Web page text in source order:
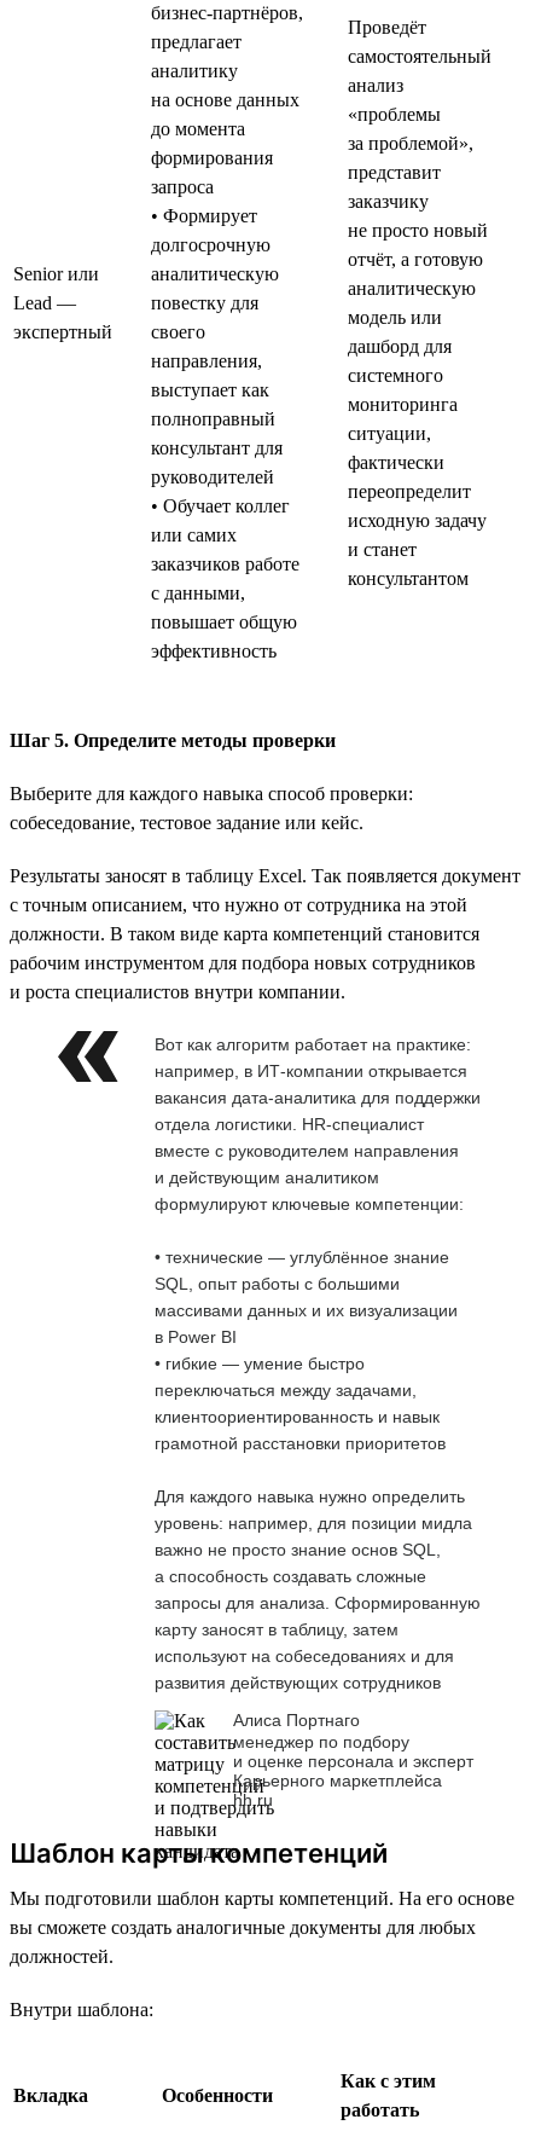
Senior или
Lead —
экспертный
бизнес-партнёров,
предлагает
аналитику
на основе данных
до момента
формирования
запроса
• Формирует
долгосрочную
аналитическую
повестку для
своего
направления,
выступает как
полноправный
консультант для
руководителей
• Обучает коллег
или самих
заказчиков работе
с данными,
повышает общую
эффективность
Проведёт
самостоятельный
анализ
«проблемы
за проблемой»,
представит
заказчику
не просто новый
отчёт, а готовую
аналитическую
модель или
дашборд для
системного
мониторинга
ситуации,
фактически
переопределит
исходную задачу
и станет
консультантом
Шаг 5. Определите методы проверки
Выберите для каждого навыка способ проверки:
собеседование, тестовое задание или кейс.
Результаты заносят в таблицу Excel. Так появляется документ
с точным описанием, что нужно от сотрудника на этой
должности. В таком виде карта компетенций становится
рабочим инструментом для подбора новых сотрудников
и роста специалистов внутри компании.
Вот как алгоритм работает на практике:
например, в ИТ-компании открывается
вакансия дата-аналитика для поддержки
отдела логистики. HR-специалист
вместе с руководителем направления
и действующим аналитиком
формулируют ключевые компетенции:
• технические — углублённое знание
SQL, опыт работы с большими
массивами данных и их визуализации
в Power BI
• гибкие — умение быстро
переключаться между задачами,
клиентоориентированность и навык
грамотной расстановки приоритетов
Для каждого навыка нужно определить
уровень: например, для позиции мидла
важно не просто знание основ SQL,
а способность создавать сложные
запросы для анализа. Сформированную
карту заносят в таблицу, затем
используют на собеседованиях и для
развития действующих сотрудников
Алиса Портнаго
менеджер по подбору
и оценке персонала и эксперт
Карьерного маркетплейса
hh.ru
Шаблон карты компетенций
Мы подготовили шаблон карты компетенций. На его основе
вы сможете создать аналогичные документы для любых
должностей.
Внутри шаблона:
Вкладка Особенности
Как с этим
работать